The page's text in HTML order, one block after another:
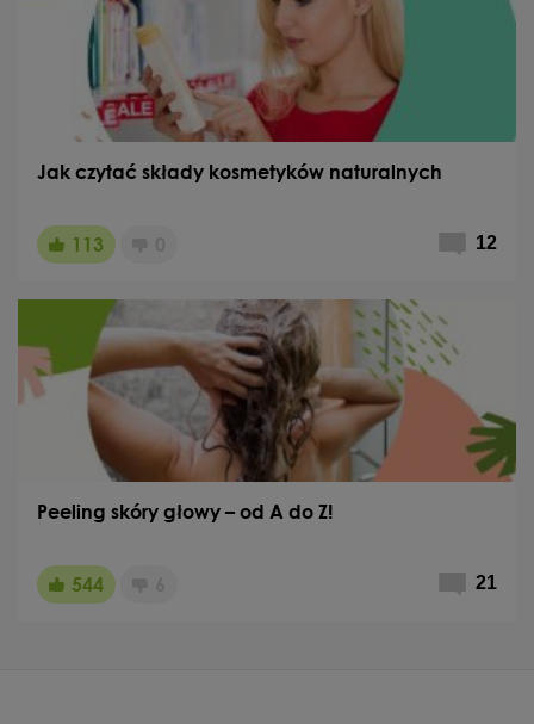
Jak czytać składy kosmetyków naturalnych
113 12
Peeling skóry głowy – od A do Z!
544 21